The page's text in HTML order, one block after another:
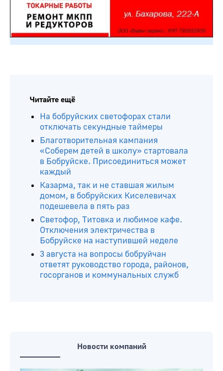
Читайте ещё
На бобруйских светофорах стали
отключать секундные таймеры
Благотворительная кампания
«Соберем детей в школу» стартовала
в Бобруйске. Присоединиться может
каждый
Казарма, так и не ставшая жилым
домом, в бобруйских Киселевичах
подешевела в пять раз
Светофор, Титовка и любимое кафе.
Отключения электричества в
Бобруйске на наступившей неделе
3 августа на вопросы бобруйчан
ответят руководство города, районов,
госорганов и коммунальных служб
Новости компаний